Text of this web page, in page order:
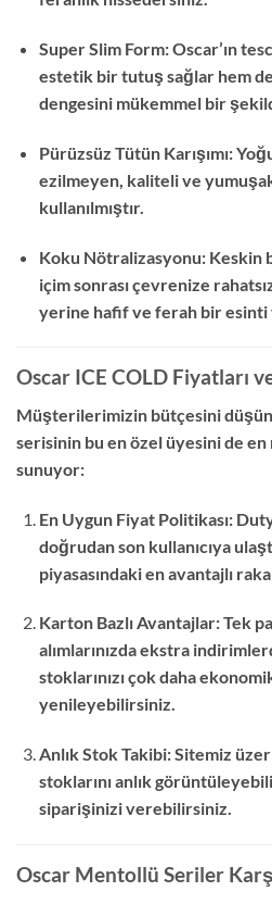
Super Slim Form: Oscar’ın
estetik bir tutuş sağlar hem
dengesini mükemmel bir
Pürüzsüz Tütün Karışımı:
ezilmeyen, kaliteli ve
kullanılmıştır.
Koku Nötralizasyonu: Keskin
içim sonrası çevrenize
yerine hafif ve ferah bir esinti
Oscar ICE COLD Fiyatları
Müşterilerimizin bütçesini
serisinin bu en özel üyesini de
sunuyor:
En Uygun Fiyat Politikası:
doğrudan son kullanıcıya
piyasasındaki en avantajlı
Karton Bazlı Avantajlar: Tek
alımlarınızda ekstra
stoklarınızı çok daha
yenileyebilirsiniz.
Anlık Stok Takibi: Sitemiz
stoklarını anlık
siparişinizi verebilirsiniz.
Oscar Mentollü Seriler